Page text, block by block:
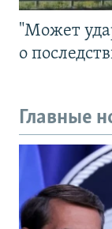
"Может
о
Главные